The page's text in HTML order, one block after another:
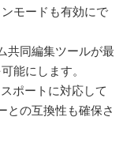
モードも有効にで
共同編集ツールが最
能にします。
ポートに対応して
の互換性も確保さ